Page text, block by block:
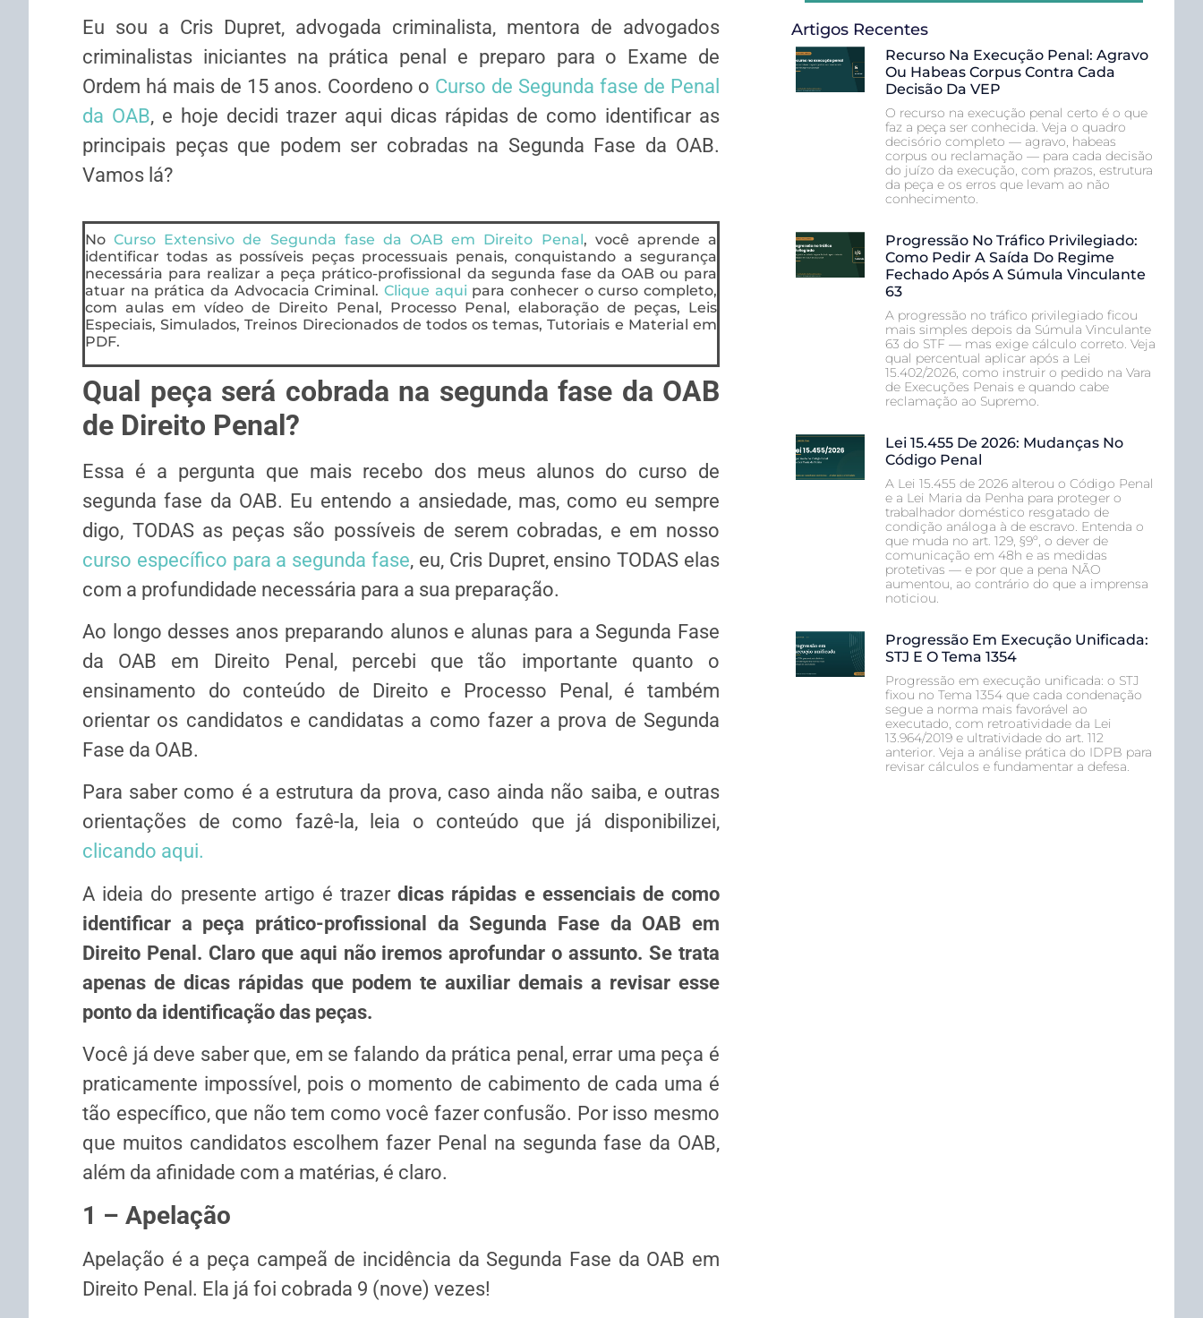
Eu sou a Cris Dupret, advogada criminalista, mentora de advogados
criminalistas iniciantes na prática penal e preparo para o Exame de
Ordem há mais de 15 anos. Coordeno o Curso de Segunda fase de Penal
da OAB, e hoje decidi trazer aqui dicas rápidas de como identificar as
principais peças que podem ser cobradas na Segunda Fase da OAB.
Vamos lá?
NoCurso Extensivo de Segunda fase da OAB em Direito Penal, você aprende a
identificar todas as possíveis peças processuais penais, conquistando a segurança
necessária para realizar a peça prático-profissional da segunda fase da OAB ou para
atuar na prática da Advocacia Criminal. Clique aquipara conhecer o curso completo,
com aulas em vídeo de Direito Penal, Processo Penal, elaboração de peças, Leis
Especiais, Simulados, Treinos Direcionados de todos os temas, Tutoriais e Material em
PDF.
Qual peça será cobrada na segunda fase da OAB
de Direito Penal?
Essa é a pergunta que mais recebo dos meus alunos do curso de
segunda fase da OAB. Eu entendo a ansiedade, mas, como eu sempre
digo, TODAS as peças são possíveis de serem cobradas, e em nosso
curso específico para a segunda fase, eu, Cris Dupret, ensino TODAS elas
com a profundidade necessária para a sua preparação.
Ao longo desses anos preparando alunos e alunas para a Segunda Fase
da OAB em Direito Penal, percebi que tão importante quanto o
ensinamento do conteúdo de Direito e Processo Penal, é também
orientar os candidatos e candidatas a como fazer a prova de Segunda
Fase da OAB.
Para saber como é a estrutura da prova, caso ainda não saiba, e outras
orientações de como fazê-la, leia o conteúdo que já disponibilizei,
clicando aqui.
A ideia do presente artigo é trazerdicas rápidas e essenciais de como
identificar a peça prático-profissional da Segunda Fase da OAB em
Direito Penal. Claro que aqui não iremos aprofundar o assunto. Se trata
apenas de dicas rápidas que podem te auxiliar demais a revisar esse
ponto da identificação das peças.
Você já deve saber que, em se falando da prática penal, errar uma peça é
praticamente impossível, pois o momento de cabimento de cada uma é
tão específico, que não tem como você fazer confusão. Por isso mesmo
que muitos candidatos escolhem fazer Penal na segunda fase da OAB,
além da afinidade com a matérias, é claro.
1 – Apelação
Apelação é a peça campeã de incidência da Segunda Fase da OAB em
Direito Penal. Ela já foi cobrada 9 (nove) vezes!
Artigos Recentes
Recurso Na Execução Penal: Agravo
Ou Habeas Corpus Contra Cada
Decisão Da VEP
O recurso na execução penal certo é o que
faz a peça ser conhecida. Veja o quadro
decisório completo — agravo, habeas
corpus ou reclamação — para cada decisão
do juízo da execução, com prazos, estrutura
da peça e os erros que levam ao não
conhecimento.
Progressão No Tráfico Privilegiado:
Como Pedir A Saída Do Regime
Fechado Após A Súmula Vinculante
63
A progressão no tráfico privilegiado ficou
mais simples depois da Súmula Vinculante
63 do STF — mas exige cálculo correto. Veja
qual percentual aplicar após a Lei
15.402/2026, como instruir o pedido na Vara
de Execuções Penais e quando cabe
reclamação ao Supremo.
Lei 15.455 De 2026: Mudanças No
Código Penal
A Lei 15.455 de 2026 alterou o Código Penal
e a Lei Maria da Penha para proteger o
trabalhador doméstico resgatado de
condição análoga à de escravo. Entenda o
que muda no art. 129, §9º, o dever de
comunicação em 48h e as medidas
protetivas — e por que a pena NÃO
aumentou, ao contrário do que a imprensa
noticiou.
Progressão Em Execução Unificada:
STJ E O Tema 1354
Progressão em execução unificada: o STJ
fixou no Tema 1354 que cada condenação
segue a norma mais favorável ao
executado, com retroatividade da Lei
13.964/2019 e ultratividade do art. 112
anterior. Veja a análise prática do IDPB para
revisar cálculos e fundamentar a defesa.